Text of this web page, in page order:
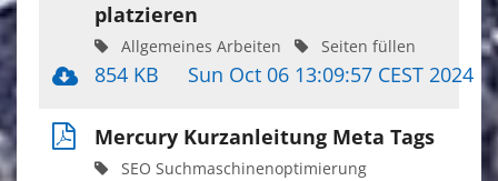
platzieren
Allgemeines Arbeiten Seiten füllen
854 KB Sun Oct 06 13:09:57 CEST 2024
Mercury Kurzanleitung Meta Tags
SEO Suchmaschinenoptimierung